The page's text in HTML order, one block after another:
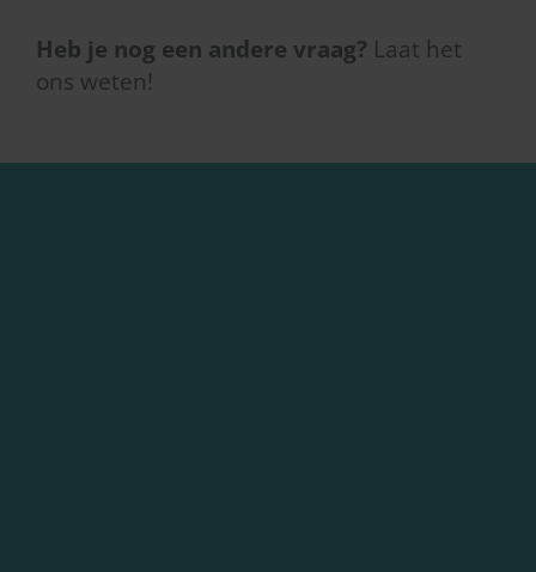
Heb je nog een andere vraag? Laat het
ons weten!